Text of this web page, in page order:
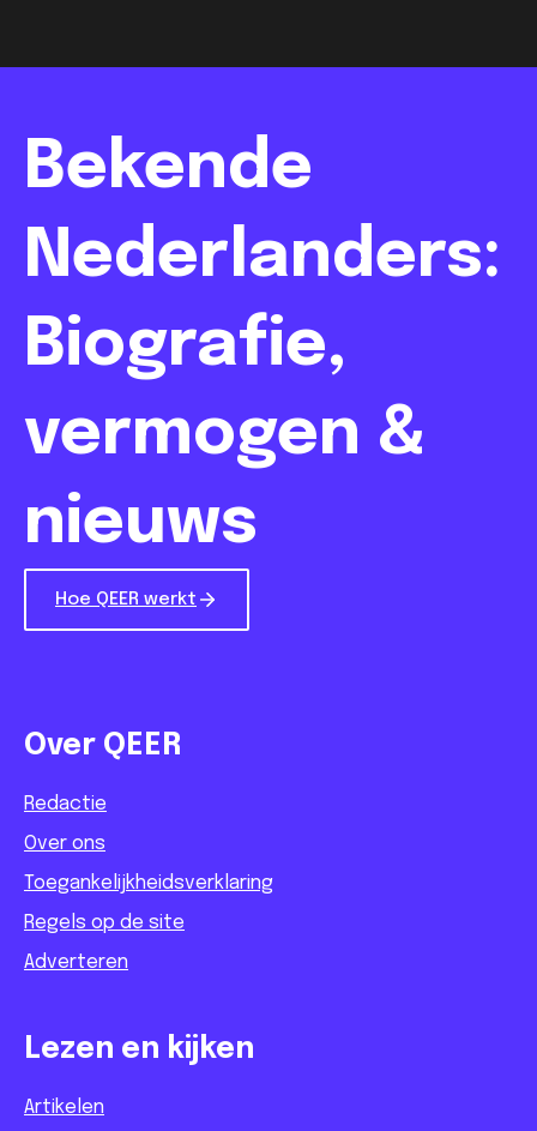
Bekende
Nederlanders:
Biografie,
vermogen &
nieuws
Hoe QEER werkt
Over QEER
Redactie
Over ons
Toegankelijkheidsverklaring
Regels op de site
Adverteren
Lezen en kijken
Artikelen